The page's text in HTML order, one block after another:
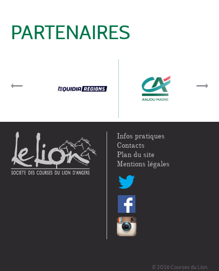
PARTENAIRES
Infos pratiques
Contacts
Plan du site
Mentions légales
© 2026 Courses du Lion,